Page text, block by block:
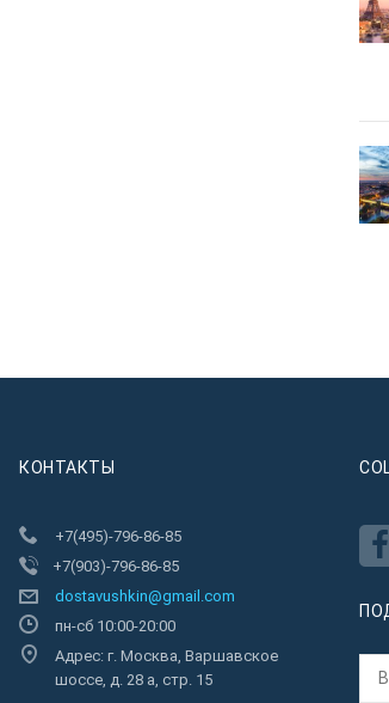
КОНТАКТЫ
+7(495)-796-86-85
+7(903)-796-86-85
dostavushkin@gmail.com
пн-сб 10:00-20:00
Адрес: г. Москва, Варшавское
шоссе, д. 28 а, стр. 15